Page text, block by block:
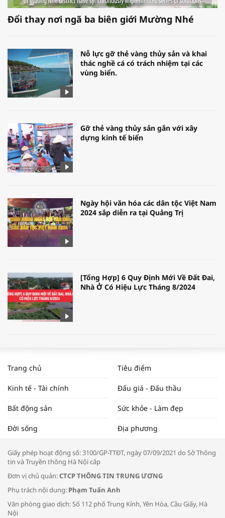
Đổi thay nơi ngã ba biên giới Mường Nhé
Nỗ lực gỡ thẻ vàng thủy sản và khai
thác nghề cá có trách nhiệm tại các
vùng biển.
Gỡ thẻ vàng thủy sản gắn với xây
dựng kinh tế biển
Ngày hội văn hóa các dân tộc Việt Nam
2024 sắp diễn ra tại Quảng Trị
[Tổng Hợp] 6 Quy Định Mới Về Đất Đai,
Nhà Ở Có Hiệu Lực Tháng 8/2024
NAM NĂM 2024 VÀ NĂM 2025 | NHỊP
ĐẬP THỊ TRƯỜNG #62
Tọa đàm “Xúc tiến thương mại: Khơi
Bác sĩ tư vấn cách phòng tránh bệnh
đường hô hấp trong thời tiết giao mùa
Trang chủ Tiêu điểm
Kinh tế - Tài chính Đấu giá - Đấu thầu
Bất động sản Sức khỏe - Làm đẹp
Đời sống Địa phương
Giấy phép hoạt động số: 3100/GP-TTĐT, ngày 07/09/2021 do Sở Thông
tin và Truyền thông Hà Nội cấp
Đơn vị chủ quản:CTCP THÔNG TIN TRUNG ƯƠNG
Phụ trách nội dung: Phạm Tuấn Anh
Văn phòng giao dịch: Số 112 phố Trung Kính, Yên Hòa, Cầu Giấy, Hà
Nội